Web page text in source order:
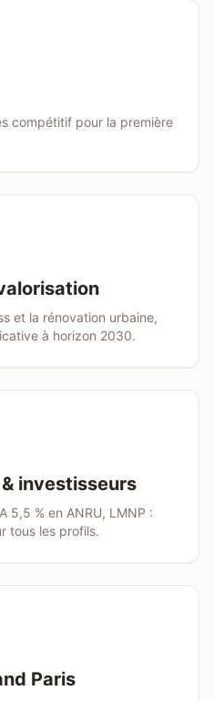
compétitif pour la première
et la rénovation urbaine,
à horizon 2030.
investisseurs
5,5 % en ANRU, LMNP :
tous les profils.
Paris